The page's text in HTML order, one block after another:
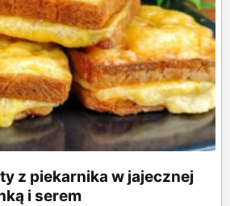
z piekarnika w jajecznej
i serem